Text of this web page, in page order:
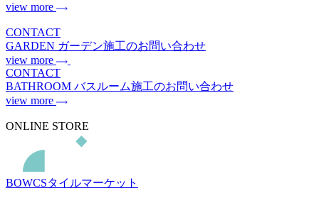
view more
CONTACT
GARDEN ガーデン施工のお問い合わせ
view more
CONTACT
BATHROOM バスルーム施工のお問い合わせ
view more
ONLINE STORE
BOWCSタイルマーケット